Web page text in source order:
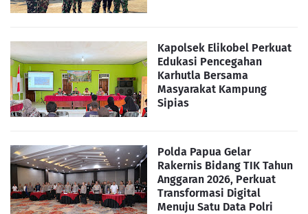
Kapolsek Elikobel Perkuat
Edukasi Pencegahan
Karhutla Bersama
Masyarakat Kampung
Sipias
Polda Papua Gelar
Rakernis Bidang TIK Tahun
Anggaran 2026, Perkuat
Transformasi Digital
Menuju Satu Data Polri